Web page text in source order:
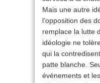
Mais une autre
l’opposition des
remplace la lutte
idéologie ne
qui la
patte blanche.
événements et